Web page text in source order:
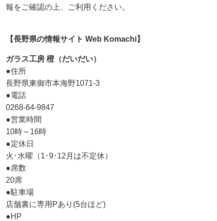
報をご確認の上、ご利用ください。
【長野県の情報サイト Web Komachi】
ガラス工房 橙（だいだい）
●住所
長野県東御市本海野1071-3
●電話
0268-64-9847
●営業時間
10時～16時
●定休日
火･水曜（1･9･12月は不定休）
●席数
20席
●駐車場
店舗裏に専用Pあり(5台ほど)
●HP